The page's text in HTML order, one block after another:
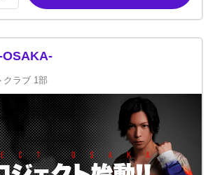
OSAKA-
クラブ 1部